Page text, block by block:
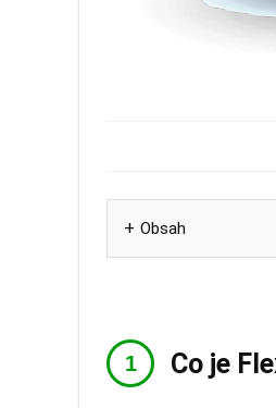
Obsah
Co je